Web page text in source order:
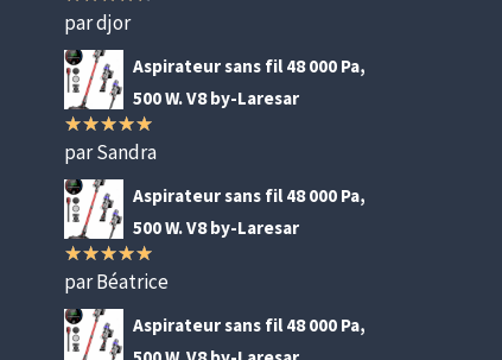
Note4
sur 5
par djor
Aspirateur sans fil 48 000 Pa,
500 W. V8 by-Laresar
Note5sur
5
par Sandra
Aspirateur sans fil 48 000 Pa,
500 W. V8 by-Laresar
Note5sur
5
par Béatrice
Aspirateur sans fil 48 000 Pa,